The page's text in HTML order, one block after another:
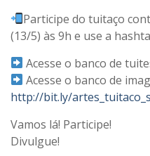
Participe do tuitaço
(13/5) às 9h e use a
Acesse o banco de
Acesse o banco de
http://bit.ly/
Vamos lá! Participe!
Divulgue!